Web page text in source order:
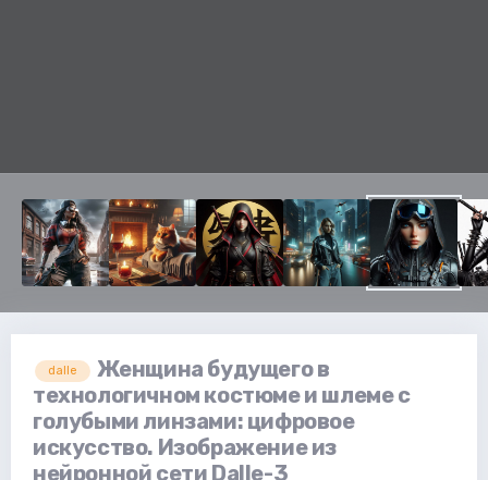
dalle
Женщина будущего в
технологичном костюме и шлеме с
голубыми линзами: цифровое
искусство. Изображение из
нейронной сети Dalle-3